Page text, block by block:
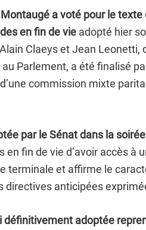
a voté pour le
en fin de vie adopté hier
Claeys et Jean Leonetti,
Parlement, a été finalisé
commission mixte
par le Sénat dans la
en fin de vie d’avoir accès à
terminale et affirme le
directives anticipées
définitivement adoptée